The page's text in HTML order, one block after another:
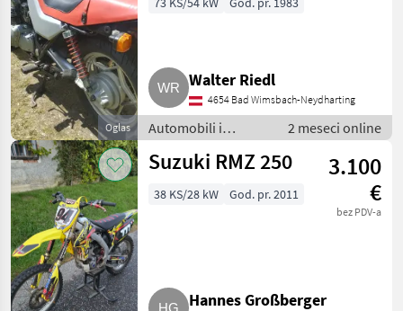
Oglas
Walter Riedl
4654 Bad Wimsbach-Neydharting
Automobili i
motocikli /
Limuzine
2 meseci online
Suzuki RMZ 250
3.100
€
bez PDV-a
38 KS/28 kW God. pr. 2011
Hannes Großberger